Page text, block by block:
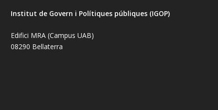
Institut de Govern i Polítiques públiques (IGOP)
Edifici MRA (Campus UAB)
08290 Bellaterra